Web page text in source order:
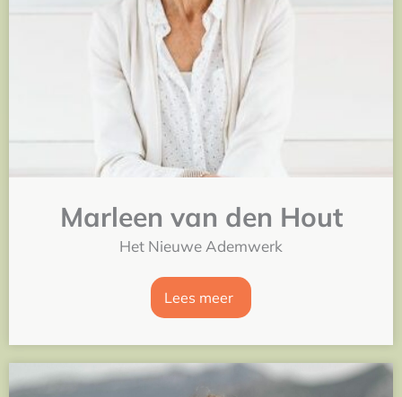
Marleen van den Hout
Het Nieuwe Ademwerk
Lees meer